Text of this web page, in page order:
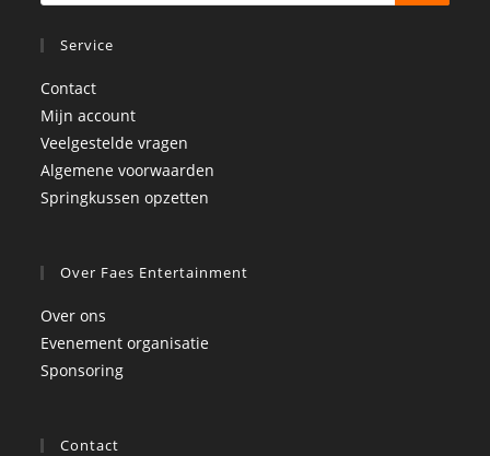
Service
Contact
Mijn account
Veelgestelde vragen
Algemene voorwaarden
Springkussen opzetten
Over Faes Entertainment
Over ons
Evenement organisatie
Sponsoring
Contact